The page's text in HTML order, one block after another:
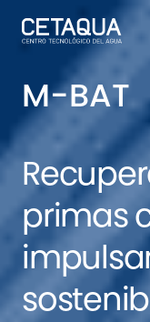
M-BAT
primas